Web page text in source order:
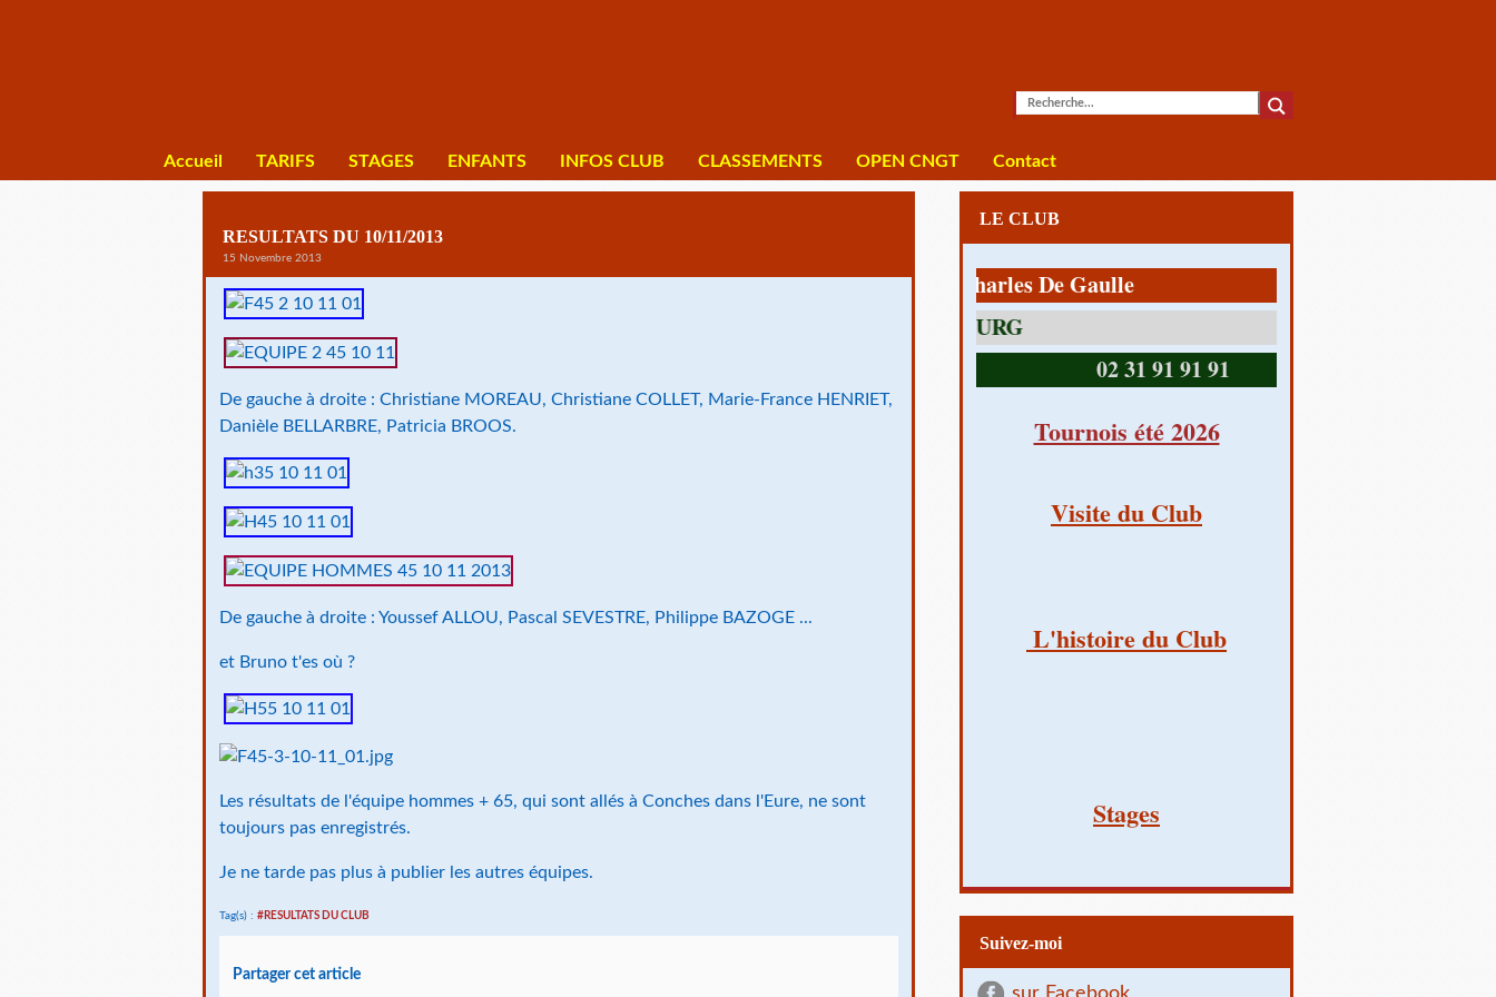
Accueil TARIFS STAGES ENFANTS INFOS CLUB CLASSEMENTS OPEN CNGT Contact
RESULTATS DU 10/11/2013
15 Novembre 2013
De gauche à droite : Christiane MOREAU, Christiane COLLET, Marie-France HENRIET,
Danièle BELLARBRE, Patricia BROOS.
De gauche à droite : Youssef ALLOU, Pascal SEVESTRE, Philippe BAZOGE ...
et Bruno t'es où ?
Les résultats de l'équipe hommes + 65, qui sont allés à Conches dans l'Eure, ne sont
toujours pas enregistrés.
Je ne tarde pas plus à publier les autres équipes.
Tag(s) : #RESULTATS DU CLUB
Partager cet article
LE CLUB
1 av Charles De Gaulle
02 31 91 91 91
Tournois été 2026
Visite du Club
L'histoire du Club
Stages
Suivez-moi
sur Facebook